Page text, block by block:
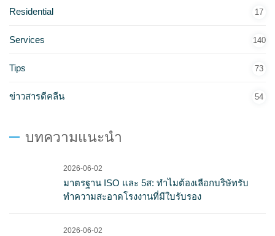
Residential 17
Services 140
Tips 73
ข่าวสารดีคลีน 54
บทความแนะนำ
2026-06-02
มาตรฐาน ISO และ 5ส: ทำไมต้องเลือกบริษัทรับ
ทำความสะอาดโรงงานที่มีใบรับรอง
2026-06-02